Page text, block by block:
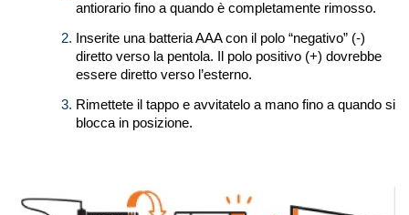
antiorario fino a quando è completamente rimosso.
Inserite una batteria AAA con il polo “negativo” (-)
diretto verso la pentola. Il polo positivo (+) dovrebbe
essere diretto verso l’esterno.
Rimettete il tappo e avvitatelo a mano fino a quando si
blocca in posizione.